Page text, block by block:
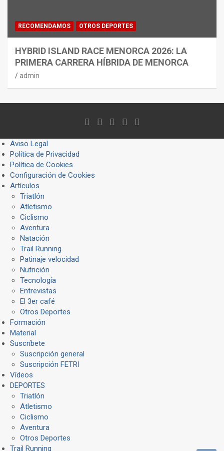
RECOMENDAMOS OTROS DEPORTES
HYBRID ISLAND RACE MENORCA 2026: LA
PRIMERA CARRERA HÍBRIDA DE MENORCA
admin
Aviso Legal
Política de Privacidad
Política de Cookies
Configuración de Cookies
Artículos
Triatlón
Atletismo
Ciclismo
Aventura
Natación
Trail Running
Patinaje velocidad
Nutrición
Tecnología
Entrevistas
El 3er café
Otros Deportes
Formación
Material
Suscríbete
Suscripción general
Suscripción FETRI
Vídeos
DEPORTES
Triatlón
Atletismo
Ciclismo
Aventura
Otros Deportes
Trail Running